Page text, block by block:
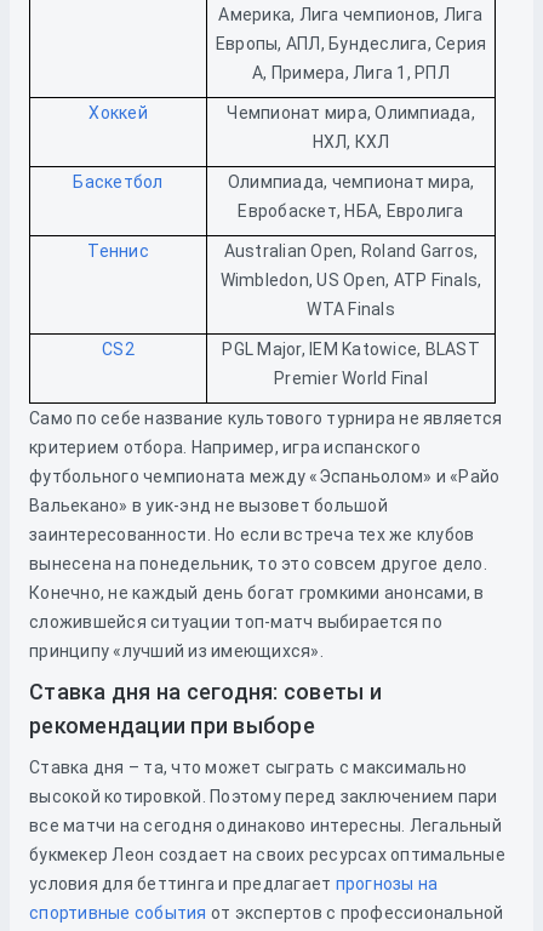
Америка, Лига чемпионов, Лига
Европы, АПЛ, Бундеслига, Серия
А, Примера, Лига 1, РПЛ
Хоккей
Чемпионат мира, Олимпиада,
НХЛ, КХЛ
Баскетбол
Олимпиада, чемпионат мира,
Евробаскет, НБА, Евролига
Теннис
Australian Open, Roland Garros,
Wimbledon, US Open, ATP Finals,
WTA Finals
CS2
PGL Major, IEM Katowice, BLAST
Premier World Final
Само по себе название культового турнира не является
критерием отбора. Например, игра испанского
футбольного чемпионата между «Эспаньолом» и «Райо
Вальекано» в уик-энд не вызовет большой
заинтересованности. Но если встреча тех же клубов
вынесена на понедельник, то это совсем другое дело.
Конечно, не каждый день богат громкими анонсами, в
сложившейся ситуации топ-матч выбирается по
принципу «лучший из имеющихся».
Ставка дня на сегодня: советы и
рекомендации при выборе
Ставка дня – та, что может сыграть с максимально
высокой котировкой. Поэтому перед заключением пари
все матчи на сегодня одинаково интересны. Легальный
букмекер Леон создает на своих ресурсах оптимальные
условия для беттинга и предлагает прогнозы на
спортивные события от экспертов с профессиональной